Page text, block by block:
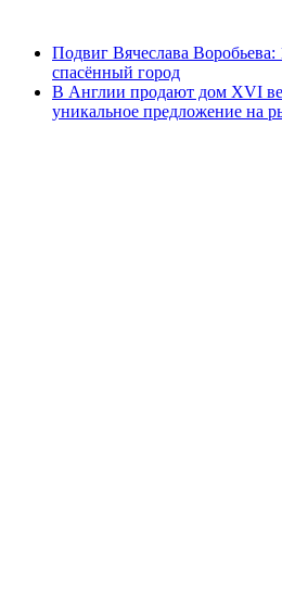
Подвиг Вячеслава Воробьева:
спасённый город
В Англии продают дом XVI
уникальное предложение на